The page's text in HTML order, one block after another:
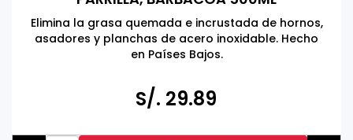
Elimina la grasa quemada e incrustada de hornos,
asadores y planchas de acero inoxidable. Hecho
en Países Bajos.
S/. 29.89